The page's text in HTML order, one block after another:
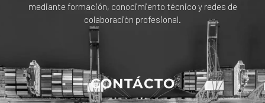
mediante formación, conocimiento técnico y redes de
colaboración profesional.
CONTÁCTO